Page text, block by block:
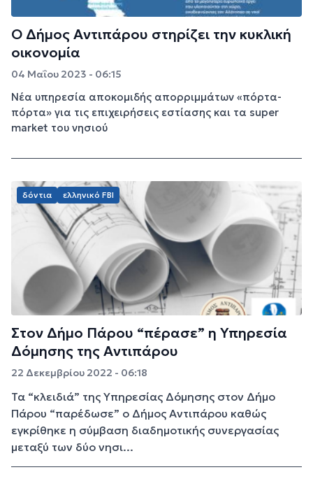
Ο Δήμος Αντιπάρου στηρίζει την κυκλική
οικονομία
04 Μαΐου 2023 - 06:15
Νέα υπηρεσία αποκομιδής απορριμμάτων «πόρτα-
πόρτα» για τις επιχειρήσεις εστίασης και τα super
market του νησιού
δόντια ελληνικό FBI
Στον Δήμο Πάρου “πέρασε” η Υπηρεσία
Δόμησης της Αντιπάρου
22 Δεκεμβρίου 2022 - 06:18
Τα “κλειδιά” της Υπηρεσίας Δόμησης στον Δήμο
Πάρου “παρέδωσε” ο Δήμος Αντιπάρου καθώς
εγκρίθηκε η σύμβαση διαδημοτικής συνεργασίας
μεταξύ των δύο νησι...